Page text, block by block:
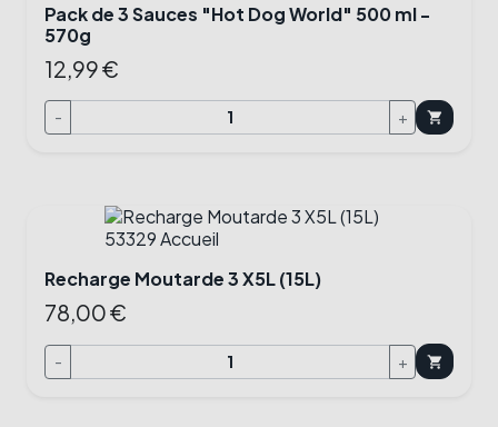
Pack de 3 Sauces "Hot Dog World" 500 ml -
570g
12,99 €
- + shopping_cart
Recharge Moutarde 3 X5L (15L)
78,00 €
- + shopping_cart